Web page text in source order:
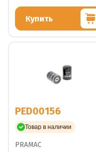
Купить
PED00156
Товар в наличии
PRAMAC